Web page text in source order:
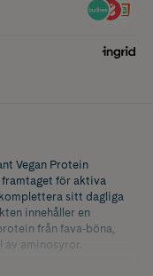
Vegan Protein
för aktiva
sitt dagliga
innehåller en
från fava‑böna,
av aminosyror.